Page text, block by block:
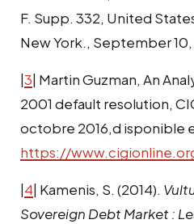
F. Supp. 332, United
New York., September 10,
|3| Martin Guzman, An
2001 default resolution,
octobre 2016,d isponible
https://
|4| Kamenis, S. (2014).
Sovereign Debt Market :